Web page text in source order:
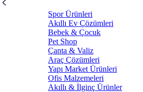
Spor Ürünleri
Akıllı Ev Çözümleri
Bebek & Çocuk
Pet Shop
Çanta & Valiz
Araç Çözümleri
Yapı Market Ürünleri
Ofis Malzemeleri
Akıllı & İlginç Ürünler